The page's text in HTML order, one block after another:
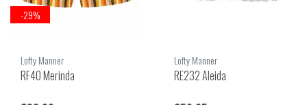
-29%
Lofty Manner
RF40 Merinda
Lofty Manner
RE232 Aleida